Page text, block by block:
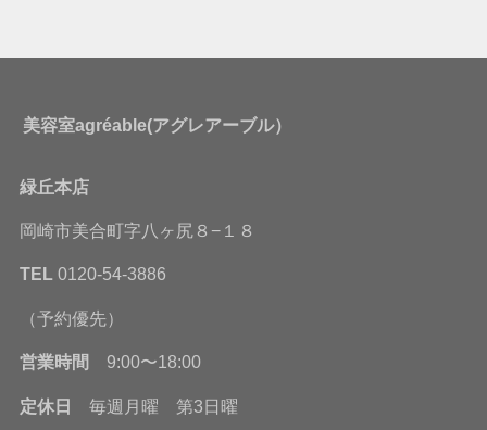
美容室agréable(アグレアーブル）
緑丘本店
岡崎市美合町字八ヶ尻８−１８
TEL 0120-54-3886
（予約優先）
営業時間 9:00〜18:00
定休日 毎週月曜 第3日曜